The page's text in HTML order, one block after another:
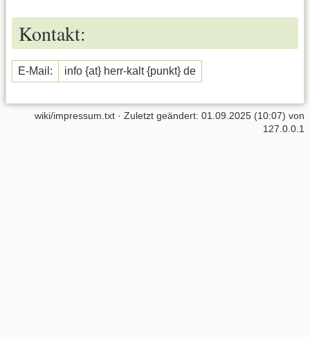
Kontakt:
E-Mail: info {at} herr-kalt {punkt} de
wiki/impressum.txt · Zuletzt geändert: 01.09.2025 (10:07) von
127.0.0.1